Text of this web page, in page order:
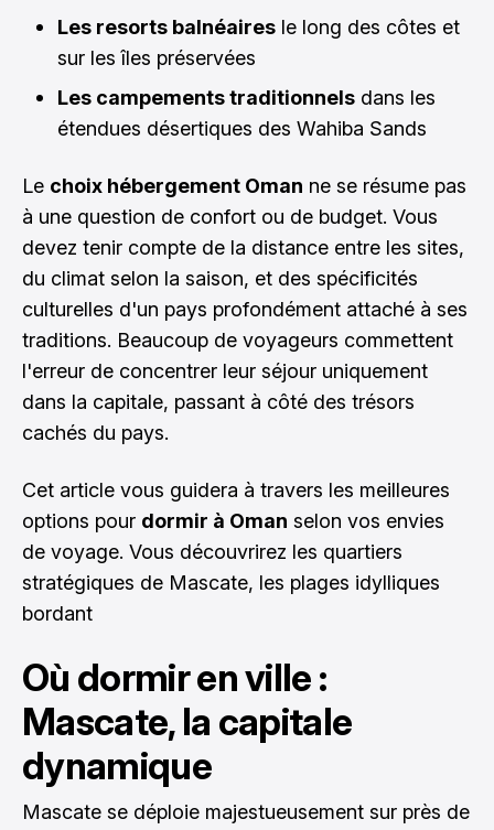
Les resorts balnéaires le long des côtes et
sur les îles préservées
Les campements traditionnels dans les
étendues désertiques des Wahiba Sands
Le choix hébergement Oman ne se résume pas
à une question de confort ou de budget. Vous
devez tenir compte de la distance entre les sites,
du climat selon la saison, et des spécificités
culturelles d'un pays profondément attaché à ses
traditions. Beaucoup de voyageurs commettent
l'erreur de concentrer leur séjour uniquement
dans la capitale, passant à côté des trésors
cachés du pays.
Cet article vous guidera à travers les meilleures
options pour dormir à Oman selon vos envies
de voyage. Vous découvrirez les quartiers
stratégiques de Mascate, les plages idylliques
bordant
Où dormir en ville :
Mascate, la capitale
dynamique
Mascate se déploie majestueusement sur près de